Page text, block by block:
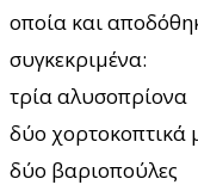
οποία και
συγκεκριμένα:
τρία αλυσοπρίονα
δύο χορτοκοπτικά
δύο βαριοπούλες